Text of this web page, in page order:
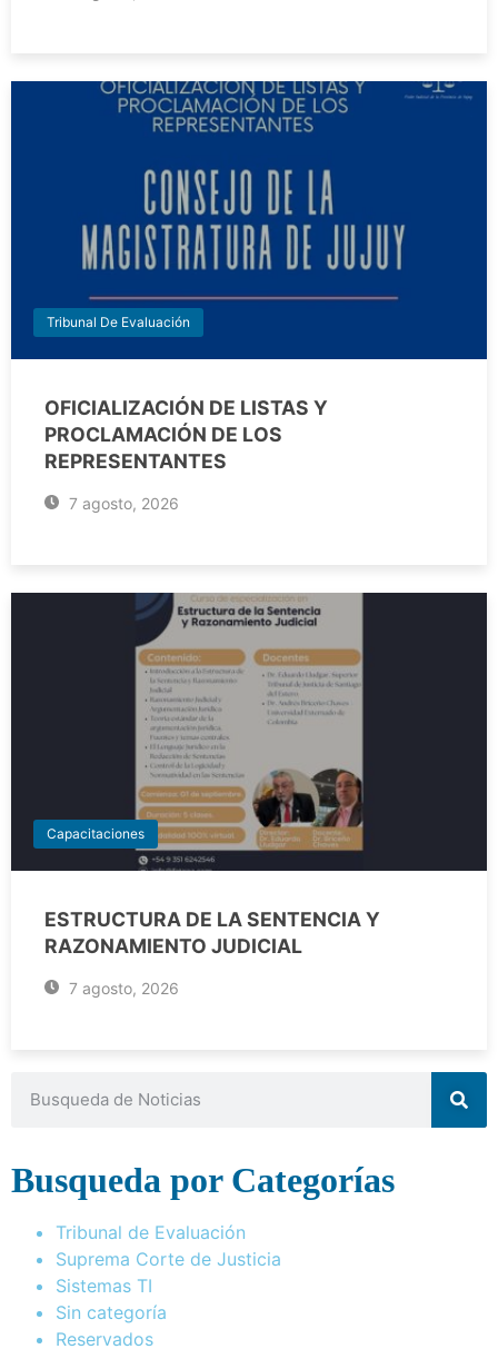
Tribunal De Evaluación
OFICIALIZACIÓN DE LISTAS Y
PROCLAMACIÓN DE LOS
REPRESENTANTES
7 agosto, 2026
Capacitaciones
ESTRUCTURA DE LA SENTENCIA Y
RAZONAMIENTO JUDICIAL
7 agosto, 2026
Busqueda por Categorías
Tribunal de Evaluación
Suprema Corte de Justicia
Sistemas TI
Sin categoría
Reservados